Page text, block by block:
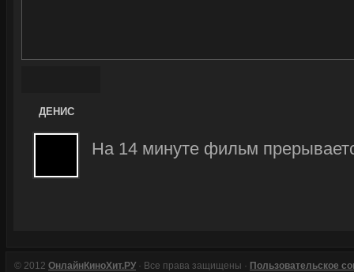
ДЕНИС
На 14 минуте фильм
© 2012 ОнлайнКиноХит.РУ· Все права защищены · Пользовательское